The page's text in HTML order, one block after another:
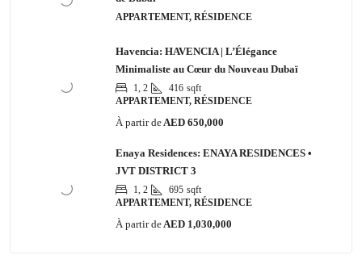
APPARTEMENT, RÉSIDENCE
Havencia: HAVENCIA | L’Élégance
Minimaliste au Cœur du Nouveau Dubaï
1, 2 416 sqft
APPARTEMENT, RÉSIDENCE
À partir de AED 650,000
Enaya Residences: ENAYA RESIDENCES •
JVT DISTRICT 3
1, 2 695 sqft
APPARTEMENT, RÉSIDENCE
À partir de AED 1,030,000